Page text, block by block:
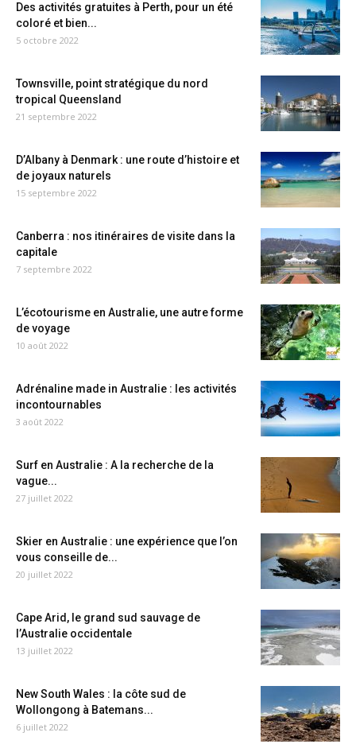
Des activités gratuites à Perth, pour un été
coloré et bien...
5 octobre 2022
Townsville, point stratégique du nord
tropical Queensland
21 septembre 2022
D’Albany à Denmark : une route d’histoire et
de joyaux naturels
15 septembre 2022
Canberra : nos itinéraires de visite dans la
capitale
7 septembre 2022
L’écotourisme en Australie, une autre forme
de voyage
10 août 2022
Adrénaline made in Australie : les activités
incontournables
3 août 2022
Surf en Australie : A la recherche de la
vague...
27 juillet 2022
Skier en Australie : une expérience que l’on
vous conseille de...
20 juillet 2022
Cape Arid, le grand sud sauvage de
l’Australie occidentale
13 juillet 2022
New South Wales : la côte sud de
Wollongong à Batemans...
6 juillet 2022